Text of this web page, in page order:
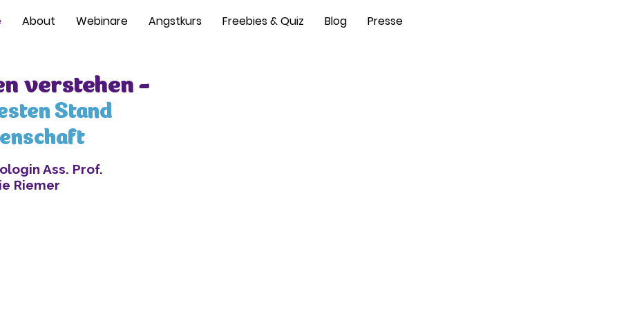
About Webinare Angstkurs Freebies & Quiz Blog Presse
verstehen -
Stand
Ass. Prof.
Riemer